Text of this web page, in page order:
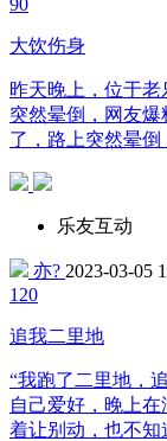
90
大饮伤身
昨天晚上，位于
突然晕倒，网友
了，路上突然晕
乐友互动
亦? 2023-03-05
120
追我二里地
“我跑了二里地，
自己爱好，晚上
着让别动，也不知